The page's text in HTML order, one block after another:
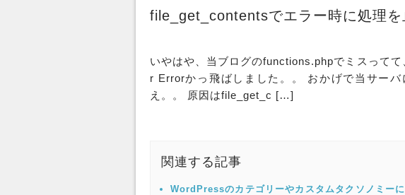
file_get_contentsでエラー時に処理を
いやはや、当ブログのfunctions.phpでミスって
r Errorかっ飛ばしました。。 おかげで当サー
え。。 原因はfile_get_c […]
関連する記事
WordPressのカテゴリーやカスタムタクソノミー